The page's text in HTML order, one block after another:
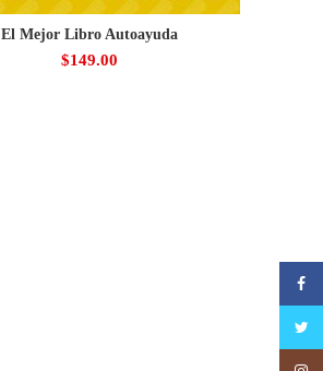
El Mejor Libro Autoayuda
$149.00